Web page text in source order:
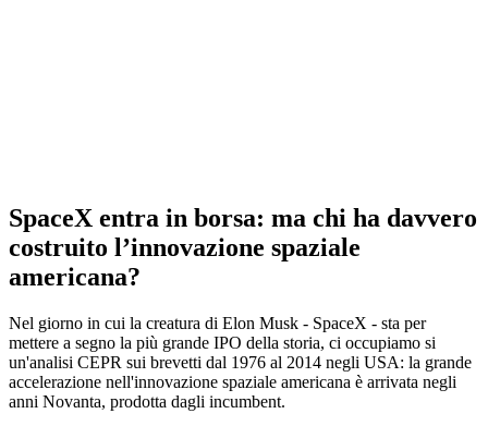
SpaceX entra in borsa: ma chi ha davvero
costruito l’innovazione spaziale
americana?
Nel giorno in cui la creatura di Elon Musk - SpaceX - sta per
mettere a segno la più grande IPO della storia, ci occupiamo si
un'analisi CEPR sui brevetti dal 1976 al 2014 negli USA: la grande
accelerazione nell'innovazione spaziale americana è arrivata negli
anni Novanta, prodotta dagli incumbent.